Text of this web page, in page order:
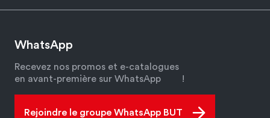
WhatsApp
Recevez nos promos et e-catalogues
en avant-première sur WhatsApp
!
Rejoindre le groupe WhatsApp BUT